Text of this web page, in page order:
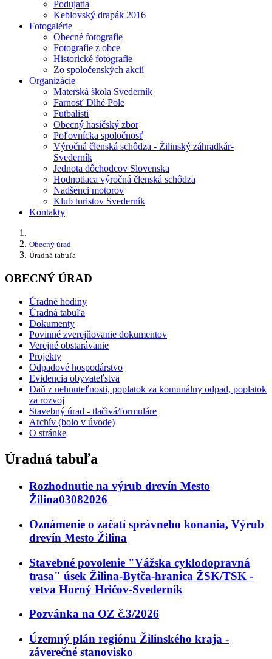
Podujatia
Keblovský drapák 2016
Fotogalérie
Obecné fotografie
Fotografie z obce
Historické fotografie
Zo spoločenských akcií
Organizácie
Materská škola Svederník
Farnosť Dlhé Pole
Futbalisti
Obecný hasičský zbor
Poľovnícka spoločnosť
Výročná členská schôdza - Žilinský záhradkár-
Svederník
Jednota dôchodcov Slovenska
Hodnotiaca výročná členská schôdza
Nadšenci motorov
Klub turistov Svederník
Kontakty
Obecný úrad
Úradná tabuľa
OBECNÝ ÚRAD
Úradné hodiny
Úradná tabuľa
Dokumenty
Povinné zverejňovanie dokumentov
Verejné obstarávanie
Projekty
Odpadové hospodárstvo
Evidencia obyvateľstva
Daň z nehnuteľnosti, poplatok za komunálny odpad, poplatok
za rozvoj
Stavebný úrad - tlačivá/formuláre
Archív (bolo v úvode)
O stránke
Úradná tabuľa
Rozhodnutie na výrub drevín Mesto
Žilina03082026
Oznámenie o začatí správneho konania, Výrub
drevín Mesto Žilina
Stavebné povolenie "Vážska cyklodopravná
trasa" úsek Žilina-Bytča-hranica ŽSK/TSK -
vetva Horný Hričov-Svederník
Pozvánka na OZ č.3/2026
Územný plán regiónu Žilinského kraja -
záverečné stanovisko